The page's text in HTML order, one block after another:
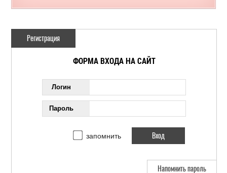
Регистрация
ФОРМА ВХОДА НА САЙТ
Логин
Пароль
запомнить
Напомнить пароль